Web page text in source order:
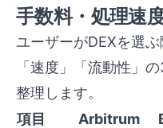
手数料・処理速
ユーザーがDEXを選ぶ
「速度」「流動性」
整理します。
項目
Arbitrum